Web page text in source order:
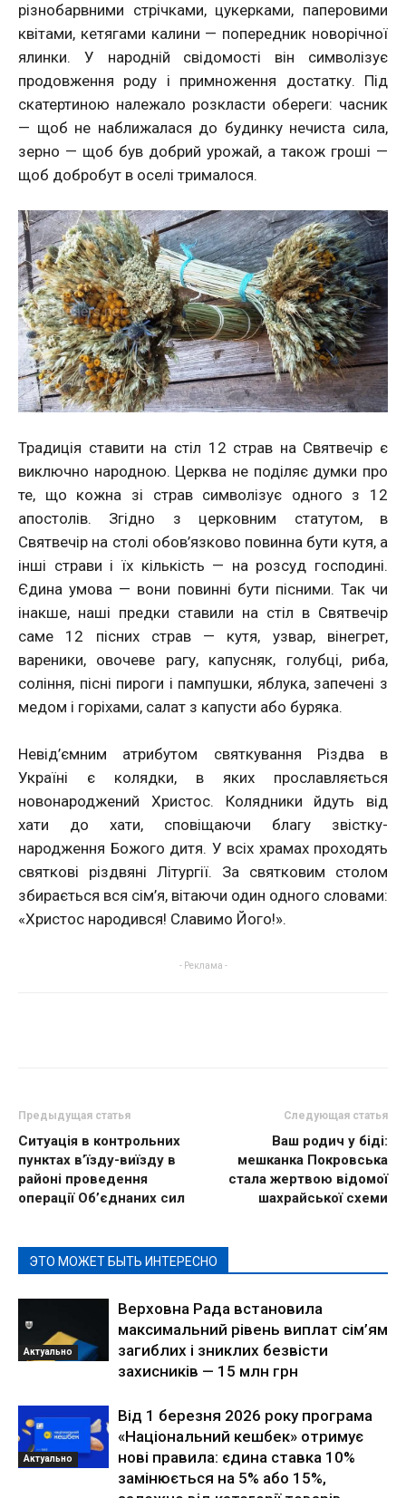
різнобарвними стрічками, цукерками, паперовими
квітами, кетягами калини — попередник новорічної
ялинки. У народній свідомості він символізує
продовження роду і примноження достатку. Під
скатертиною належало розкласти обереги: часник
— щоб не наближалася до будинку нечиста сила,
зерно — щоб був добрий урожай, а також гроші —
щоб добробут в оселі трималося.
Традиція ставити на стіл 12 страв на Святвечір є
виключно народною. Церква не поділяє думки про
те, що кожна зі страв символізує одного з 12
апостолів. Згідно з церковним статутом, в
Святвечір на столі обов’язково повинна бути кутя, а
інші страви і їх кількість — на розсуд господині.
Єдина умова — вони повинні бути пісними. Так чи
інакше, наші предки ставили на стіл в Святвечір
саме 12 пісних страв — кутя, узвар, вінегрет,
вареники, овочеве рагу, капусняк, голубці, риба,
соління, пісні пироги і пампушки, яблука, запечені з
медом і горіхами, салат з капусти або буряка.
Невід’ємним атрибутом святкування Різдва в
Україні є колядки, в яких прославляється
новонароджений Христос. Колядники йдуть від
хати до хати, сповіщаючи благу звістку-
народження Божого дитя. У всіх храмах проходять
святкові різдвяні Літургії. За святковим столом
збирається вся сім’я, вітаючи один одного словами:
«Христос народився! Славимо Його!».
- Реклама -
Предыдущая статья
Ситуація в контрольних
пунктах в’їзду-виїзду в
районі проведення
операції Об’єднаних сил
Следующая статья
Ваш родич у біді:
мешканка Покровська
стала жертвою відомої
шахрайської схеми
ЭТО МОЖЕТ БЫТЬ ИНТЕРЕСНО
Актуально
Верховна Рада встановила
максимальний рівень виплат сім’ям
загиблих і зниклих безвісти
захисників — 15 млн грн
Актуально
Від 1 березня 2026 року програма
«Національний кешбек» отримує
нові правила: єдина ставка 10%
замінюється на 5% або 15%,